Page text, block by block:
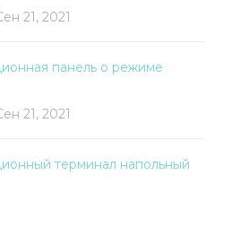
21, 2021
панель о режиме
21, 2021
терминал напольный